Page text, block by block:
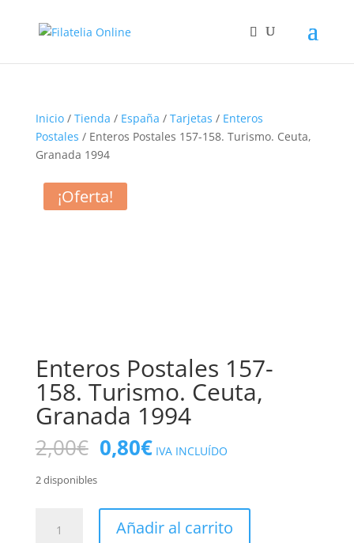
Inicio/ Tienda / España / Tarjetas / Enteros
Postales / Enteros Postales 157-158. Turismo. Ceuta,
Granada 1994
¡Oferta!
Enteros Postales 157-
158. Turismo. Ceuta,
Granada 1994
2,00€ El
precio
era:
2,00€.
0,80€El
precio
es:
0,80€.
IVA INCLUÍDO
2 disponibles
Postales
Añadir al carrito